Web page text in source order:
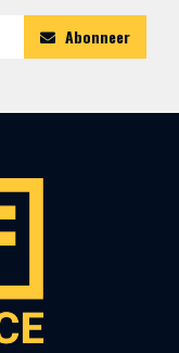
Abonneer